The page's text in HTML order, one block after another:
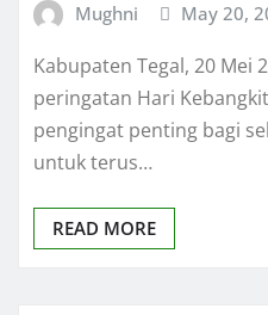
Mughni May 20,
Kabupaten Tegal, 20
peringatan Hari
pengingat penting bagi
untuk terus…
READ MORE